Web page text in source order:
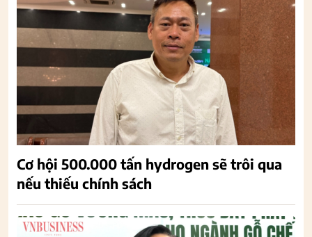
Cơ hội 500.000 tấn hydrogen sẽ trôi qua
nếu thiếu chính sách